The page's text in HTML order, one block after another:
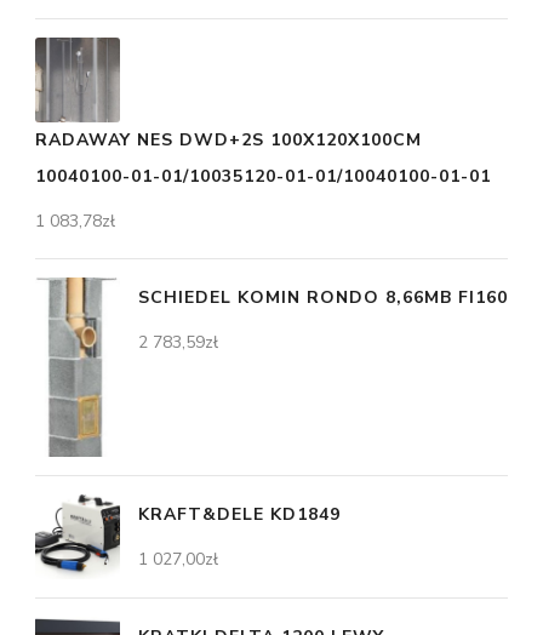
RADAWAY NES DWD+2S 100X120X100CM
10040100-01-01/10035120-01-01/10040100-01-01
1 083,78zł
SCHIEDEL KOMIN RONDO 8,66MB FI160
2 783,59zł
KRAFT&DELE KD1849
1 027,00zł